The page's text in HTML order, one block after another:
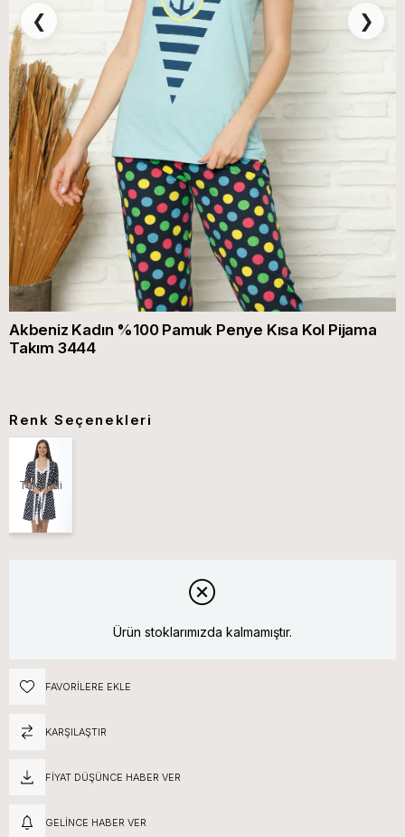
❮ ❯
Akbeniz Kadın %100 Pamuk Penye Kısa Kol Pijama
Takım 3444
Renk Seçenekleri
Tükendi
Ürün stoklarımızda kalmamıştır.
FAVORILERE EKLE
KARŞILAŞTIR
FIYAT DÜŞÜNCE HABER VER
GELINCE HABER VER